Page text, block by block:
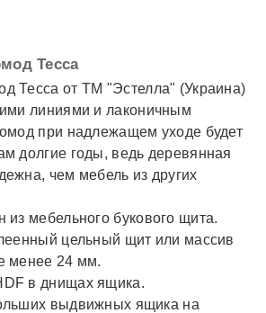
Тесса
Тесса от ТМ "Эстелла" (Украина)
линиями и лаконичным
при надлежащем уходе будет
долгие годы, ведь деревянная
чем мебель из других
из мебельного букового щита.
цельный щит или массив
менее 24 мм.
в днищах ящика.
выдвижных ящика на